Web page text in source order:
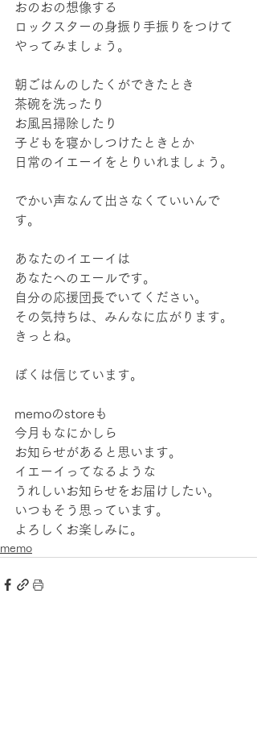
おのおの想像する
ロックスターの身振り手振りをつけて
やってみましょう。
朝ごはんのしたくができたとき
茶碗を洗ったり
お風呂掃除したり
子どもを寝かしつけたときとか
日常のイエーイをとりいれましょう。
でかい声なんて出さなくていいんで
す。
あなたのイエーイは
あなたへのエールです。
自分の応援団長でいてください。
その気持ちは、みんなに広がります。
きっとね。
ぼくは信じています。
memoのstoreも
今月もなにかしら
お知らせがあると思います。
イエーイってなるような
うれしいお知らせをお届けしたい。
いつもそう思っています。
よろしくお楽しみに。
memo